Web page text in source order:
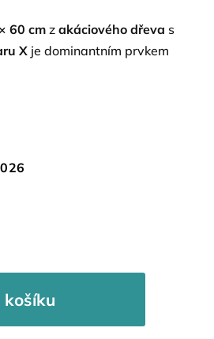
60 cm z akáciového dřeva s
X je dominantním prvkem